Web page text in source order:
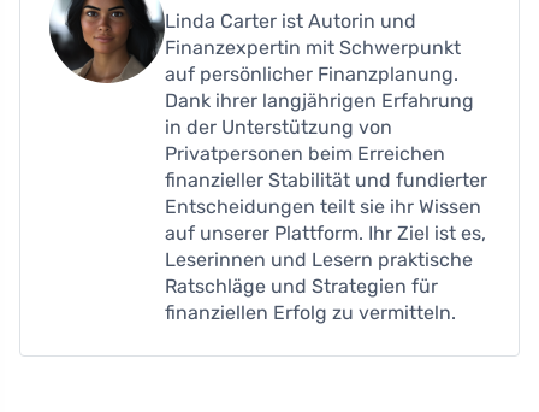
Linda Carter ist Autorin und
Finanzexpertin mit Schwerpunkt
auf persönlicher Finanzplanung.
Dank ihrer langjährigen Erfahrung
in der Unterstützung von
Privatpersonen beim Erreichen
finanzieller Stabilität und fundierter
Entscheidungen teilt sie ihr Wissen
auf unserer Plattform. Ihr Ziel ist es,
Leserinnen und Lesern praktische
Ratschläge und Strategien für
finanziellen Erfolg zu vermitteln.